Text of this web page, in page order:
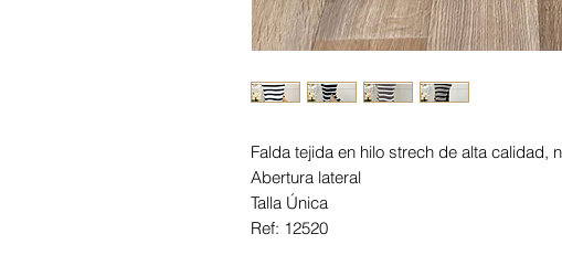
Falda tejida en hilo strech de alta calidad,
Abertura lateral
Talla Única
Ref: 12520